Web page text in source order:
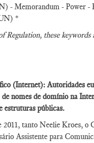
- Memorandum - Power -
*
Regulation, these
(Internet): Autoridades
nomes de domínio na
estruturas públicas.
2011, tanto Neelie Kroes, o
Assistente para